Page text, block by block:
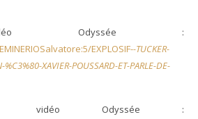
Odyssée :
EXPLOSIF--TUCKER-
XAVIER-POUSSARD-ET-PARLE-DE-
vidéo Odyssée :